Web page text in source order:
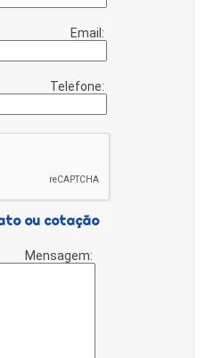
Email:
Telefone:
ou cotação
Mensagem: